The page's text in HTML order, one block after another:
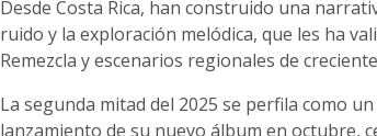
Desde Costa Rica, han construido una
ruido y la exploración melódica, que les ha
Remezcla y escenarios regionales de
La segunda mitad del 2025 se perfila como
lanzamiento de su nuevo álbum en octubre,